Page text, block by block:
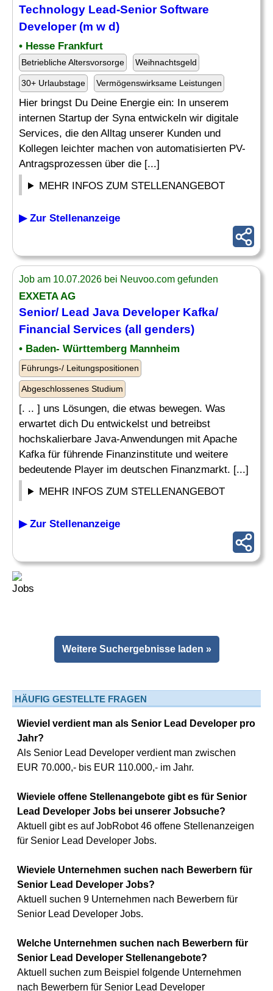
Technology Lead-SeniorSoftware
Developer(m w d)
• Hesse Frankfurt
Betriebliche Altersvorsorge Weihnachtsgeld
30+ Urlaubstage Vermögenswirksame Leistungen
Hier bringst Du Deine Energie ein: In unserem
internen Startup der Syna entwickeln wir digitale
Services, die den Alltag unserer Kunden und
Kollegen leichter machen von automatisierten PV-
Antragsprozessen über die [...]
MEHR INFOS ZUM STELLENANGEBOT
▶ Zur Stellenanzeige
Job am 10.07.2026 bei Neuvoo.com gefunden
EXXETA AG
Senior/ Lead Java DeveloperKafka/
Financial Services (all genders)
• Baden- Württemberg Mannheim
Führungs-/ Leitungspositionen
Abgeschlossenes Studium
[. .. ] uns Lösungen, die etwas bewegen. Was
erwartet dich Du entwickelst und betreibst
hochskalierbare Java-Anwendungen mit Apache
Kafka für führende Finanzinstitute und weitere
bedeutende Player im deutschen Finanzmarkt. [...]
MEHR INFOS ZUM STELLENANGEBOT
▶ Zur Stellenanzeige
Weitere Suchergebnisse laden »
HÄUFIG GESTELLTE FRAGEN
Wieviel verdient man als Senior Lead Developer pro
Jahr?
Als Senior Lead Developer verdient man zwischen
EUR 70.000,- bis EUR 110.000,- im Jahr.
Wieviele offene Stellenangebote gibt es für Senior
Lead Developer Jobs bei unserer Jobsuche?
Aktuell gibt es auf JobRobot 46 offene Stellenanzeigen
für Senior Lead Developer Jobs.
Wieviele Unternehmen suchen nach Bewerbern für
Senior Lead Developer Jobs?
Aktuell suchen 9 Unternehmen nach Bewerbern für
Senior Lead Developer Jobs.
Welche Unternehmen suchen nach Bewerbern für
Senior Lead Developer Stellenangebote?
Aktuell suchen zum Beispiel folgende Unternehmen
nach Bewerbern für Senior Lead Developer